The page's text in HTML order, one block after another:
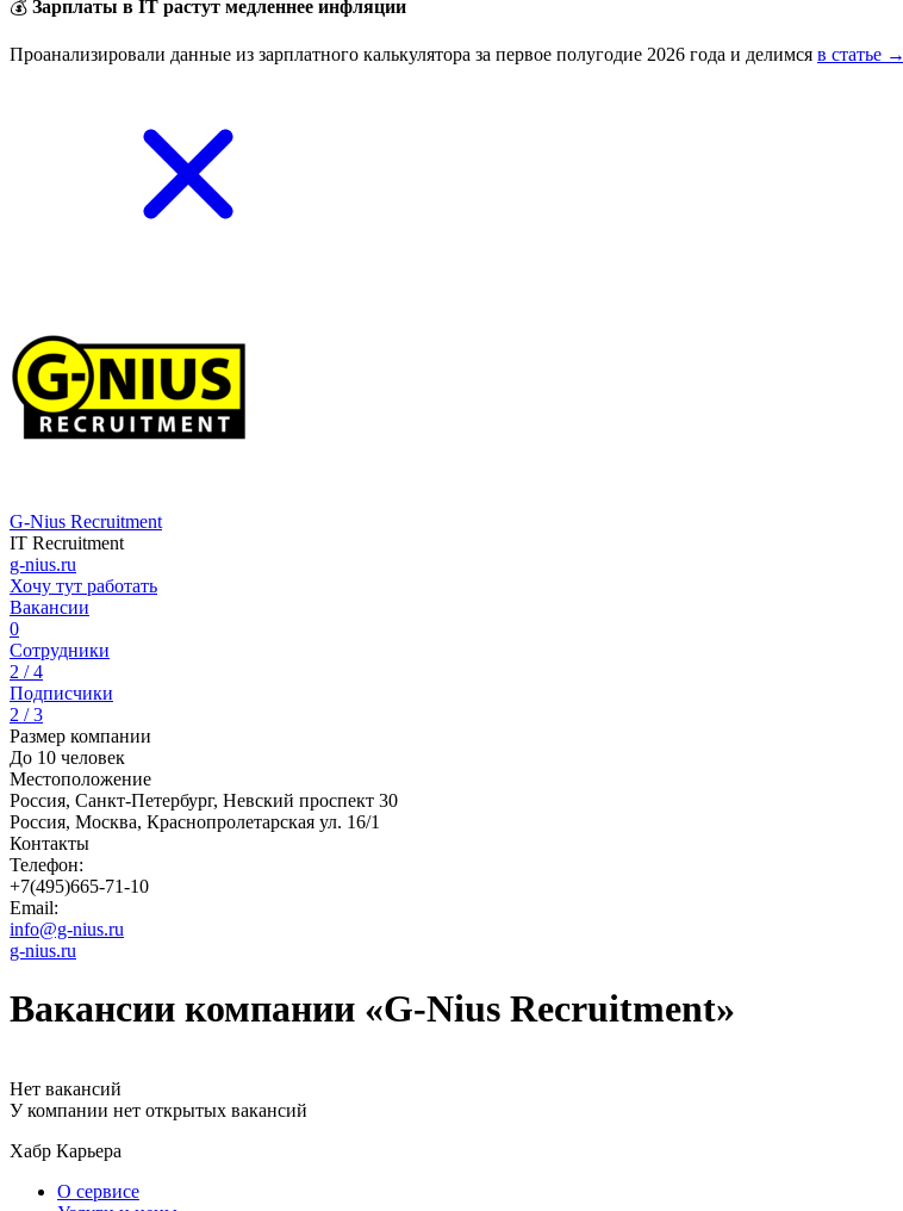
💰 Зарплаты в IT растут медленнее инфляции
Проанализировали данные из зарплатного калькулятора за первое полугодие 2026 года и делимся в статье →
G-Nius Recruitment
IT Recruitment
g-nius.ru
Хочу тут работать
Вакансии
0
Сотрудники
2 / 4
Подписчики
2 / 3
Размер компании
До 10 человек
Местоположение
Россия, Санкт-Петербург, Невский проспект 30
Россия, Москва, Краснопролетарская ул. 16/1
Контакты
Телефон:
+7(495)665-71-10
Email:
info@g-nius.ru
g-nius.ru
Вакансии компании «G-Nius Recruitment»
Нет вакансий
У компании нет открытых вакансий
Хабр Карьера
О сервисе